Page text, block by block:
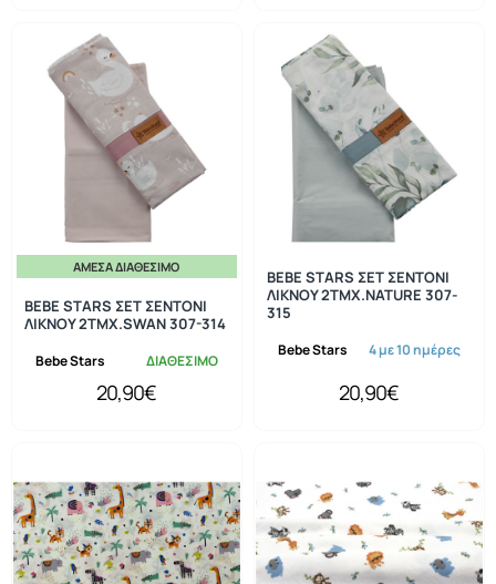
ΆΜΕΣΑ ΔΙΑΘΈΣΙΜΟ
Bebe Stars ΔΙΑΘΕΣΙΜΟ
BEBE STARS ΣΕΤ ΣΕΝΤΟΝΙ
ΛΙΚΝΟΥ 2ΤΜΧ.SWAN 307-314
20,90€
Bebe Stars 4 με 10 ημέρες
BEBE STARS ΣΕΤ ΣΕΝΤΟΝΙ
ΛΙΚΝΟΥ 2ΤΜΧ.NATURE 307-
315
20,90€